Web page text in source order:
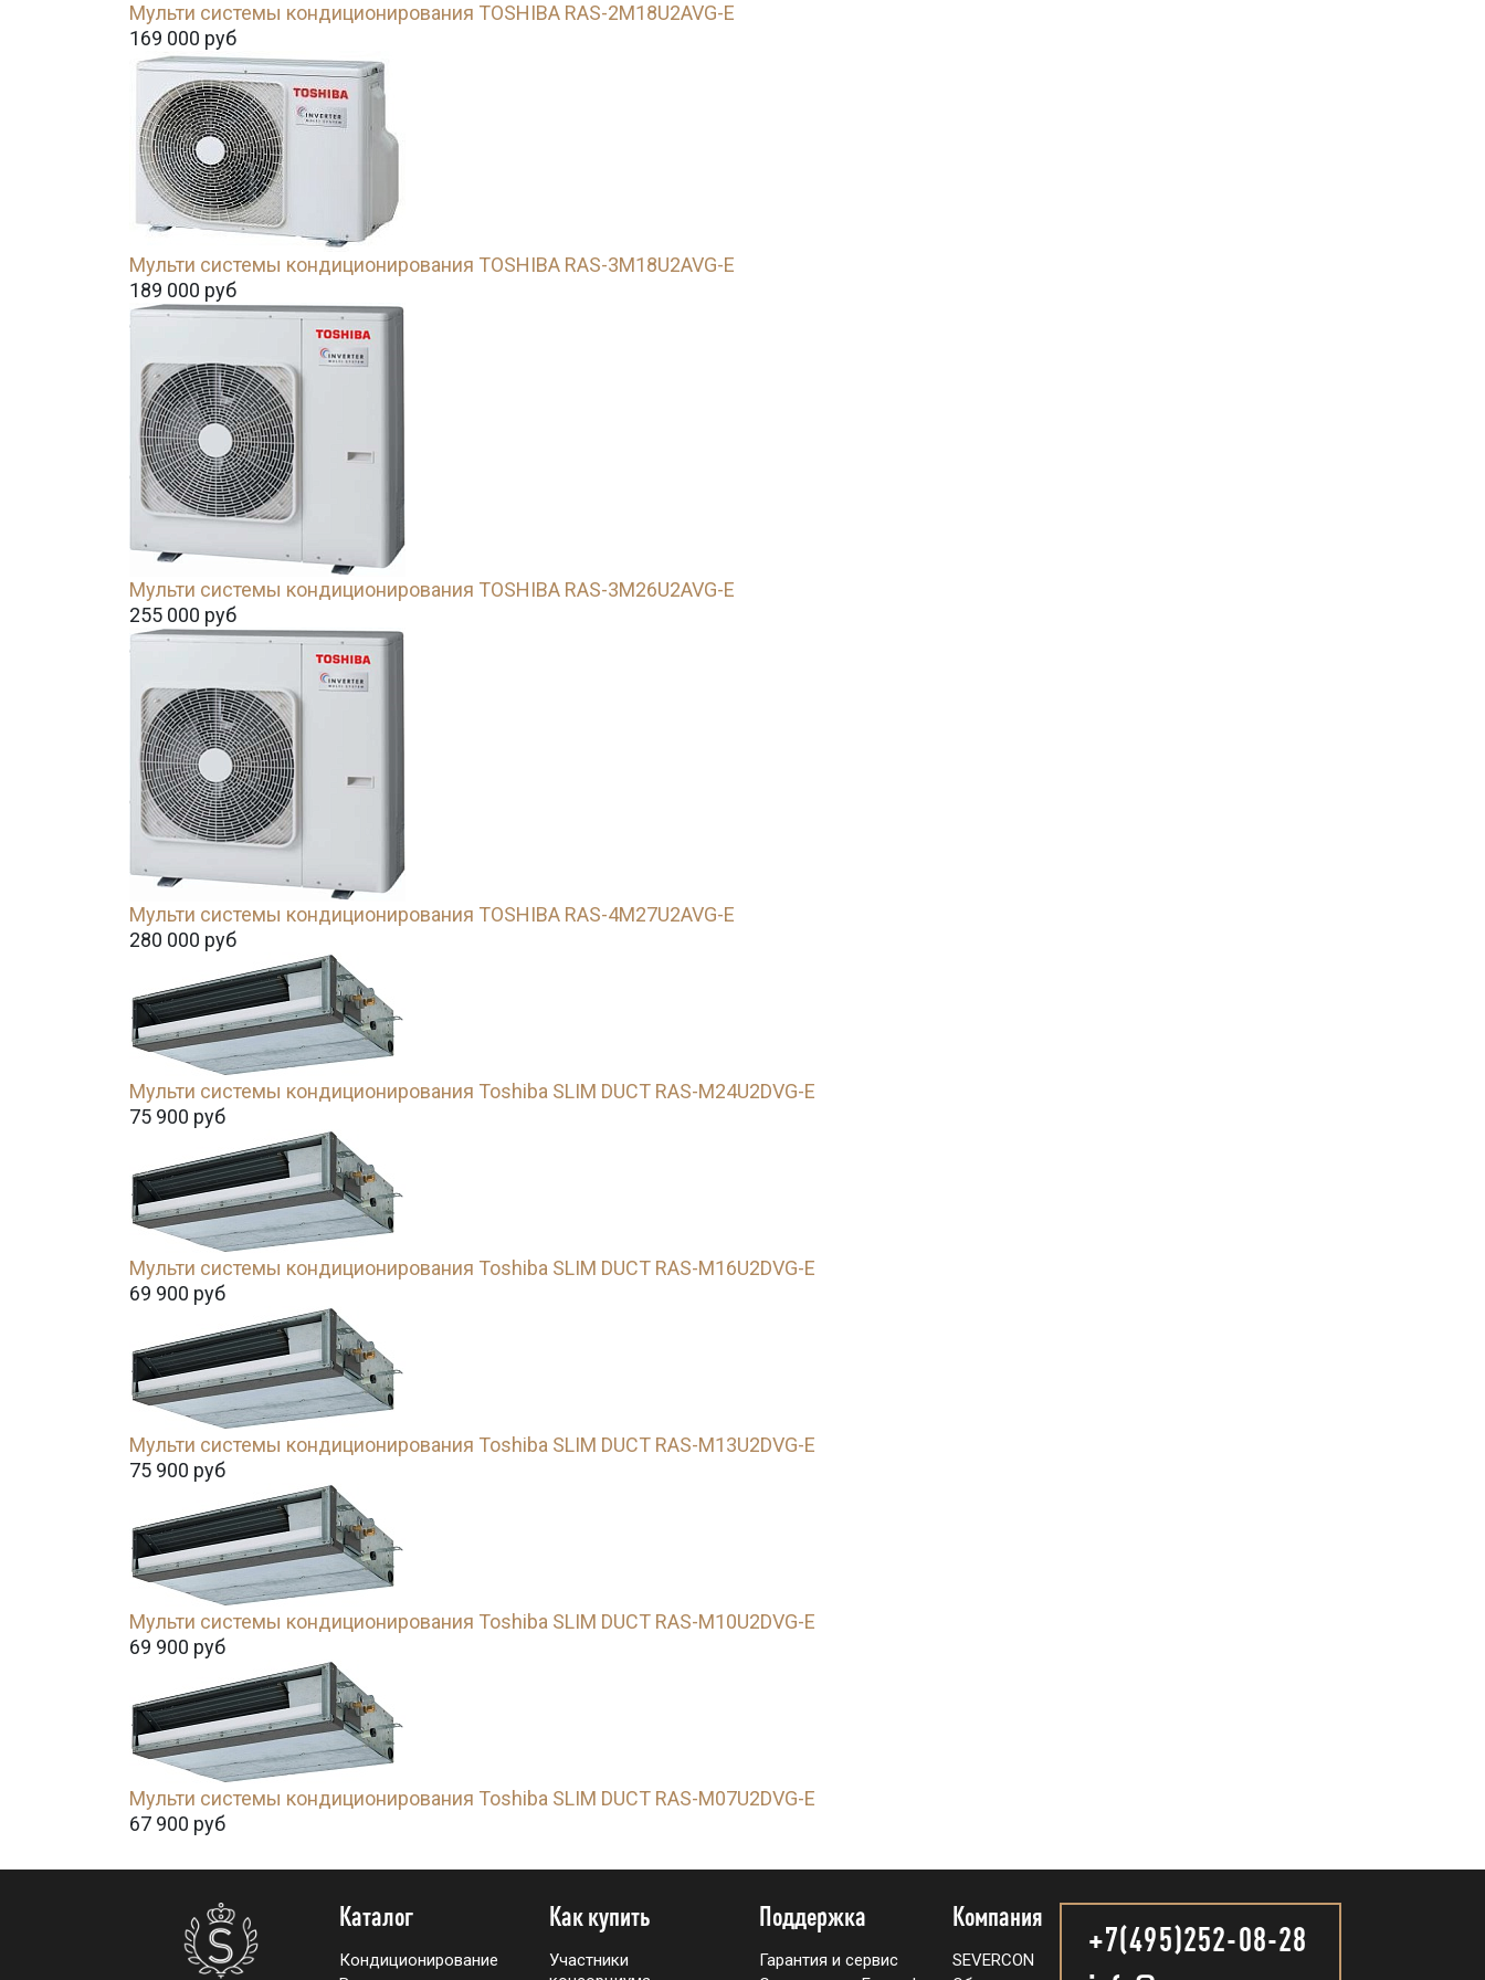
Мульти системы кондиционирования TOSHIBA RAS-2M18U2AVG-E
169 000 руб
Мульти системы кондиционирования TOSHIBA RAS-3M18U2AVG-E
189 000 руб
Мульти системы кондиционирования TOSHIBA RAS-3M26U2AVG-E
255 000 руб
Мульти системы кондиционирования TOSHIBA RAS-4M27U2AVG-E
280 000 руб
Мульти системы кондиционирования Toshiba SLIM DUCT RAS-M24U2DVG-E
75 900 руб
Мульти системы кондиционирования Toshiba SLIM DUCT RAS-M16U2DVG-E
69 900 руб
Мульти системы кондиционирования Toshiba SLIM DUCT RAS-M13U2DVG-E
75 900 руб
Мульти системы кондиционирования Toshiba SLIM DUCT RAS-M10U2DVG-E
69 900 руб
Мульти системы кондиционирования Toshiba SLIM DUCT RAS-M07U2DVG-E
67 900 руб
Каталог
Кондиционирование
Как купить
Участники
Поддержка
Гарантия и сервис
Компания
SEVERCON
+7(495)252-08-28